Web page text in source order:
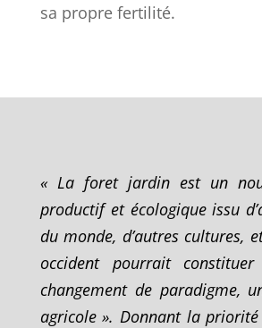
sa propre fertilité.
« La foret jardin est un
productif et écologique issu
du monde, d’autres cultures,
occident pourrait
changement de paradigme,
agricole ». Donnant la